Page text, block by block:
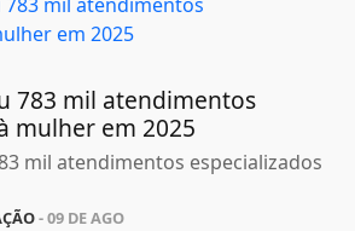
783 mil atendimentos
mulher em 2025
mil atendimentos especializados
- 09 DE AGO